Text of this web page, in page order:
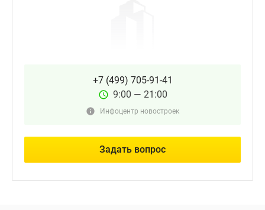
+7 (499) 705-91-41
9:00 — 21:00
Инфоцентр новостроек
Задать вопрос